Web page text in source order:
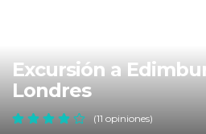
Excursión a Edimburgo desde
Londres
(11 opiniones)